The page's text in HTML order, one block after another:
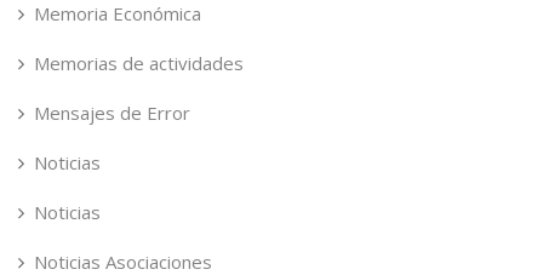
Memoria Económica
Memorias de actividades
Mensajes de Error
Noticias
Noticias
Noticias Asociaciones